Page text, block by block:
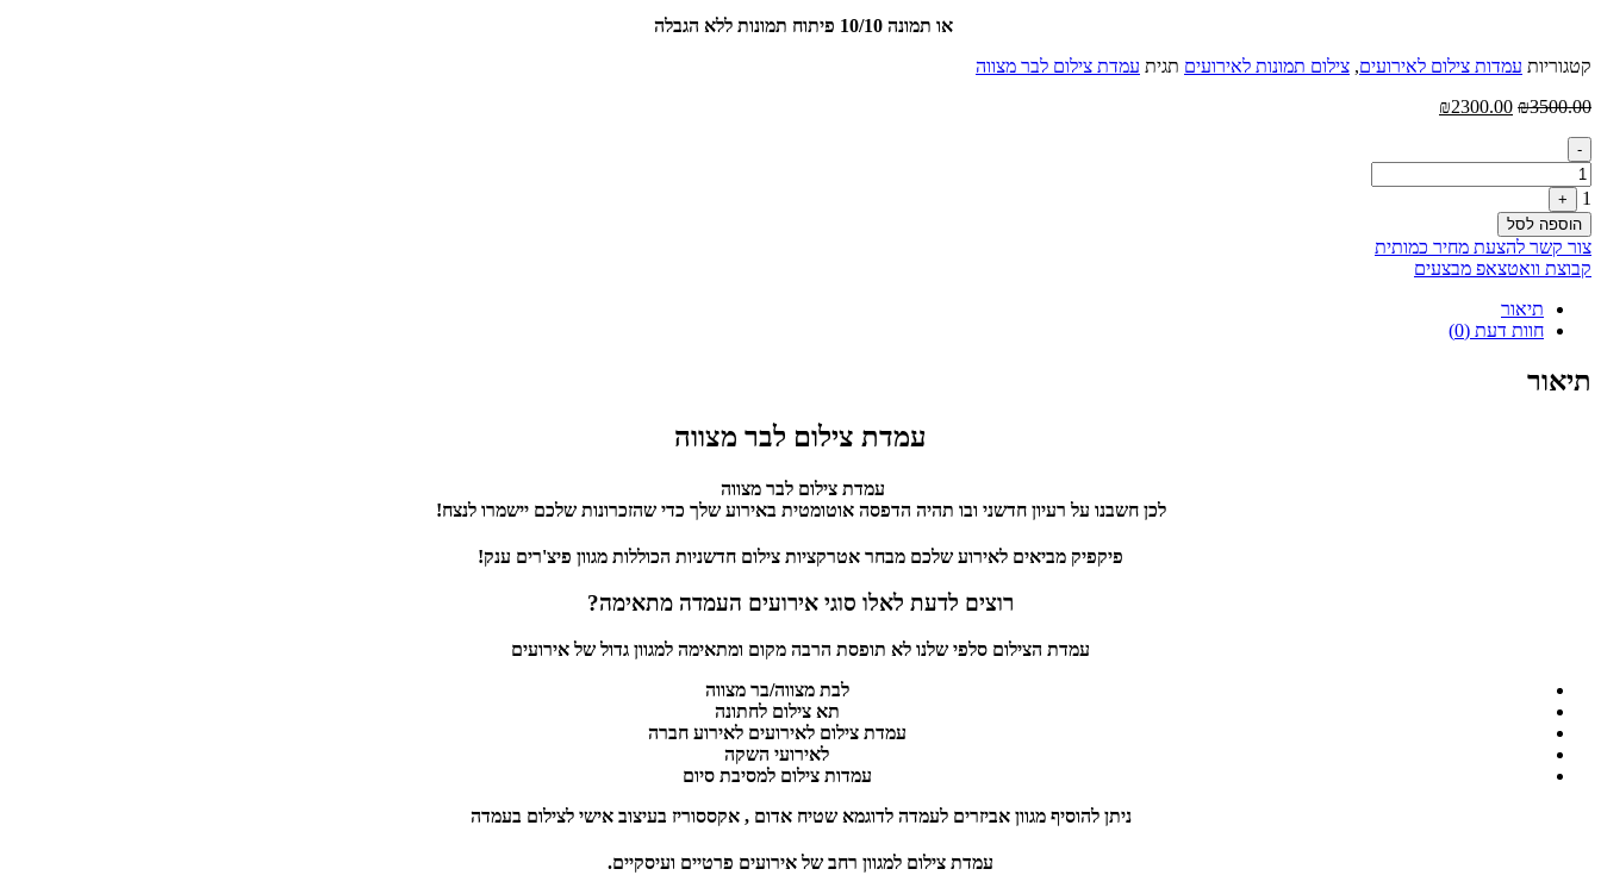
או תמונה 10/10 פיתוח תמונות ללא הגבלה
קטגוריות עמדות צילום לאירועים, צילום תמונות לאירועים תגית עמדת צילום לבר מצווה
₪3500.00
המחיר
₪3500.00.
₪2300.00
₪2300.00.
Quantity
-
1
+
הוספה לסל
צור קשר להצעת מחיר כמותית
קבוצת וואטצאפ מבצעים
תיאור
חוות דעת (0)
תיאור
עמדת צילום לבר מצווה
עמדת צילום לבר מצווה
לכן חשבנו על רעיון חדשני ובו תהיה הדפסה אוטומטית באירוע שלך כדי שהזכרונות שלכם יישמרו לנצח!
פיקפיק מביאים לאירוע שלכם מבחר אטרקציות צילום חדשניות הכוללות מגוון פיצ'רים ענק!
רוצים לדעת לאלו סוגי אירועים העמדה מתאימה?
עמדת הצילום סלפי שלנו לא תופסת הרבה מקום ומתאימה למגוון גדול של אירועים
לבת מצווה/בר מצווה
תא צילום לחתונה
עמדת צילום לאירועים לאירוע חברה
לאירועי השקה
עמדות צילום למסיבת סיום
ניתן להוסיף מגוון אביזרים לעמדה לדוגמא שטיח אדום , אקססוריז בעיצוב אישי לצילום בעמדה
עמדת צילום למגוון רחב של אירועים פרטיים ועיסקיים.